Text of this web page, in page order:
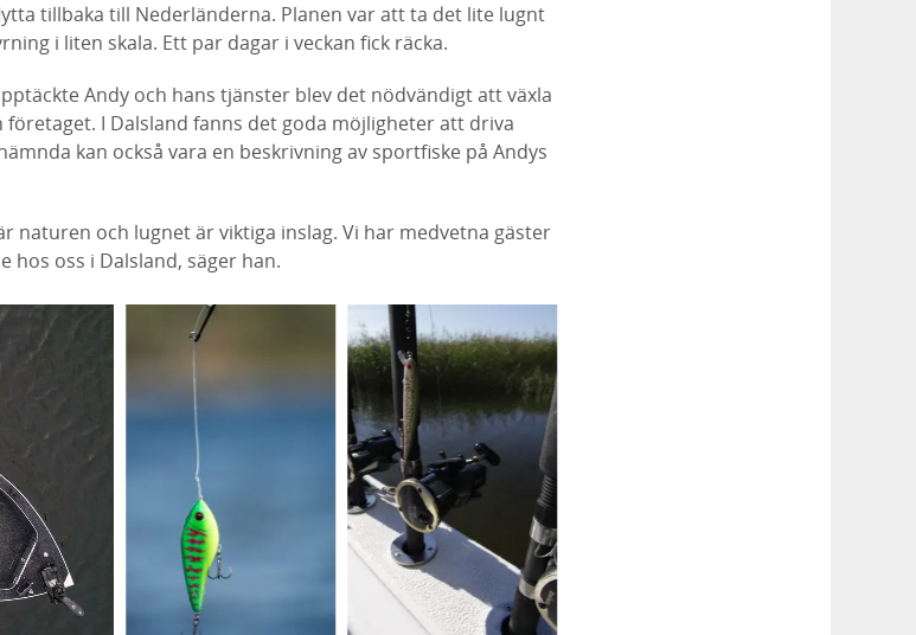
tillbaka till Nederländerna. Planen var att ta det lite lugnt
i liten skala. Ett par dagar i veckan fick räcka.
Andy och hans tjänster blev det nödvändigt att växla
I Dalsland fanns det goda möjligheter att driva
kan också vara en beskrivning av sportfiske på Andys
naturen och lugnet är viktiga inslag. Vi har medvetna gäster
hos oss i Dalsland, säger han.